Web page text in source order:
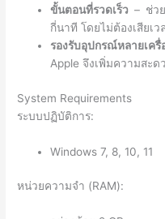
ขั้นตอนที่รวดเร็ว – ช่ว
กี่นาที โดยไม่ต้องเสียเว
รองรับอุปกรณ์หลายเครื่
Apple จึงเพิ่มความสะด
System Requirements
ระบบปฏิบัติการ:
Windows 7, 8, 10, 11
หน่วยความจำ (RAM):